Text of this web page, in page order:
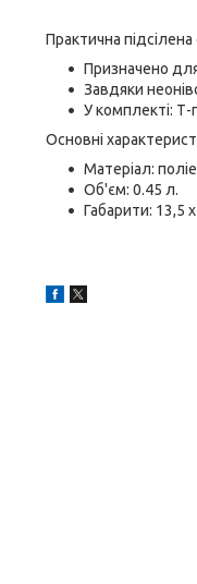
Практична
Призначено
Завдяки
У комплекті: Т-
Основні
Матеріал:
Об'єм: 0.45 л.
Габарити: 13,5